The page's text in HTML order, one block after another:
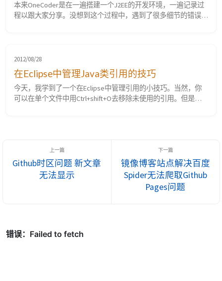
本来OneCoder是在一遍搭建一个J2EE的开发环境，一遍记录过
程以跟大家分享。没想到这个过程中，遇到了很多细节的错误，
信息提示。 九月 28, 2012 10:18:12 上午 org.apa...
2012/08/28
在Eclipse中管理Java类引用的技巧
今天，我学到了一个在Eclipse中管理引用的小技巧。当然，你
可以在单个文件中用Ctrl+shift+O去移除未使用的引用。但是，
Github时区问题 新文章
无法显示
镜像博客站点解决百度
Spider无法爬取Github
Pages问题